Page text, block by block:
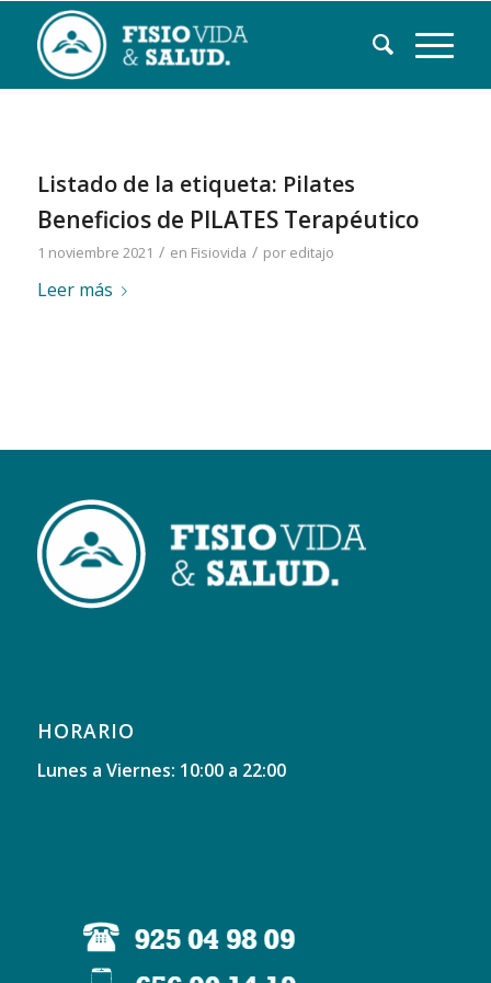
Listado de la etiqueta: Pilates
Beneficios de PILATES Terapéutico
1 noviembre 2021 / en Fisiovida / por editajo
Leer más
HORARIO
Lunes a Viernes: 10:00 a 22:00